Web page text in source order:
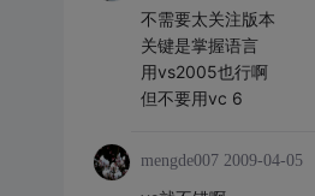
不需要太关注版本
关键是掌握语言
用vs2005也行啊
但不要用vc 6
mengde007 2009-04-05